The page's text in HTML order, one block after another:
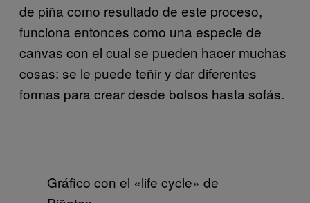
de piña como resultado de este proceso,
funciona entonces como una especie de
canvas con el cual se pueden hacer muchas
cosas: se le puede teñir y dar diferentes
formas para crear desde bolsos hasta sofás.
Gráfico con el «life cycle» de